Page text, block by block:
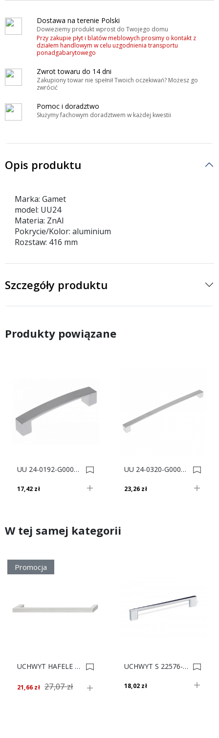
Dostawa na terenie Polski
Dowieziemy produkt wprost do Twojego domu
Przy zakupie płyt i blatów meblowych prosimy o kontakt z
działem handlowym w celu uzgodnienia transportu
ponadgabarytowego
Zwrot towaru do 14 dni
Zakupiony towar nie spełnił Twoich oczekiwań? Możesz go
zwrócić
Pomoc i doradztwo
Służymy fachowym doradztwem w każdej kwestii
Opis produktu
Marka: Gamet
model: UU24
Materia: ZnAl
Pokrycie/Kolor: aluminium
Rozstaw: 416 mm
Szczegóły produktu
Produkty powiązane
UU 24-0192-G0008 UCHWYT MEBLOWY 0006128
17,42 zł
UU 24-0320-G0008 UCHWYT MEBLOWY 0006129
23,26 zł
W tej samej kategorii
Promocja
UCHWYT HAFELE 8/232x25 SZLIF 100.56.005 *** 0005233
21,66 zł 27,07 zł
UCHWYT S 22576-0256 CHROM POŁYSK 0006293
18,02 zł